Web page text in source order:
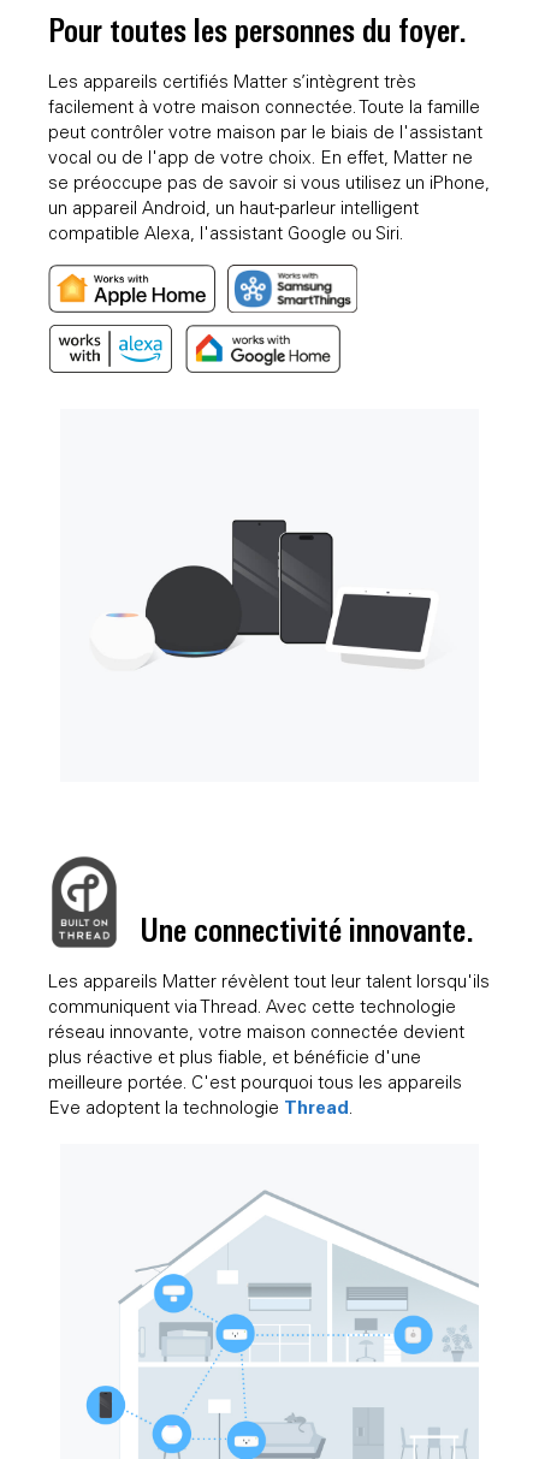
Pour toutes les personnes du foyer.
Les appareils certifiés Matter s’intègrent très
facilement à votre maison connectée. Toute la famille
peut contrôler votre maison par le biais de l'assistant
vocal ou de l'app de votre choix. En effet, Matter ne
se préoccupe pas de savoir si vous utilisez un iPhone,
un appareil Android, un haut-parleur intelligent
compatible Alexa, l'assistant Google ou Siri.
Une connectivité innovante.
Les appareils Matter révèlent tout leur talent lorsqu'ils
communiquent via Thread. Avec cette technologie
réseau innovante, votre maison connectée devient
plus réactive et plus fiable, et bénéficie d'une
meilleure portée. C'est pourquoi tous les appareils
Eve adoptent la technologie Thread